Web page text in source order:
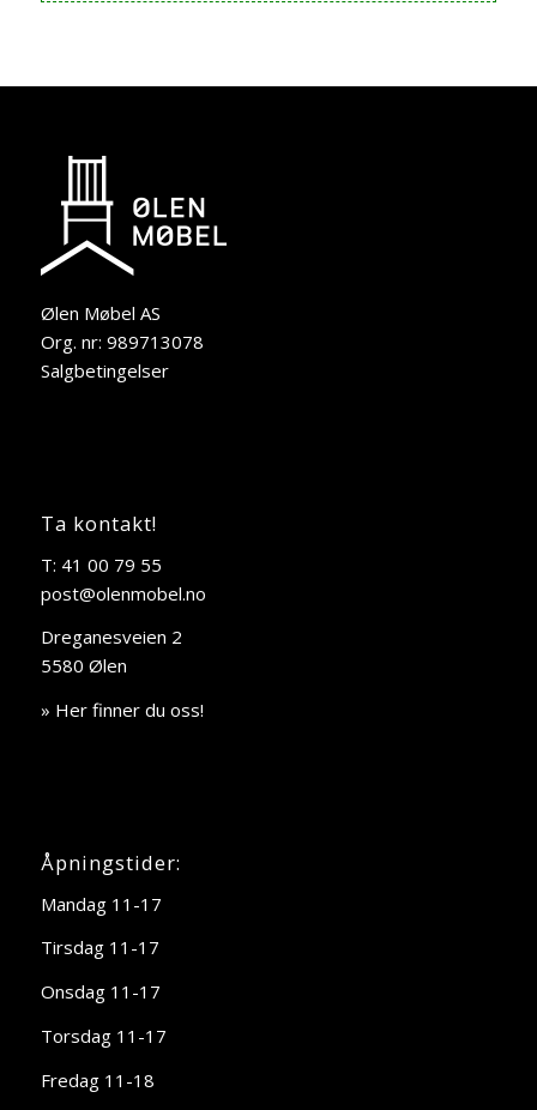
Ølen Møbel AS
Org. nr: 989713078
Salgbetingelser
Ta kontakt!
T: 41 00 79 55
post@olenmobel.no
Dreganesveien 2
5580 Ølen
» Her finner du oss!
Åpningstider:
Mandag 11-17
Tirsdag 11-17
Onsdag 11-17
Torsdag 11-17
Fredag 11-18